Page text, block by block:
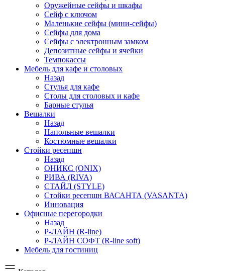
Оружейные сейфы и шкафы
Сейф с ключом
Маленькие сейфы (мини-сейфы)
Сейфы для дома
Сейфы с электронным замком
Депозитные сейфы и ячейки
Темпокассы
Мебель для кафе и столовых
Назад
Стулья для кафе
Столы для столовых и кафе
Барные стулья
Вешалки
Назад
Напольные вешалки
Костюмные вешалки
Стойки ресепшн
Назад
ОНИКС (ONIX)
РИВА (RIVA)
СТАЙЛ (STYLE)
Стойки ресепшн ВАСАНТА (VASANTA)
Инновация
Офисные перегородки
Назад
Р-ЛАЙН (R-line)
Р-ЛАЙН СОФТ (R-line soft)
Мебель для гостиниц